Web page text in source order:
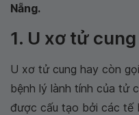
Nẵng.
1. U xơ tử
U xơ tử cung hay còn
bệnh lý lành tính của tử
được cấu tạo bởi các tế